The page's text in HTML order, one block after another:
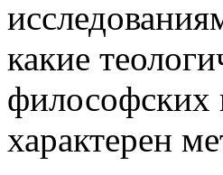
какие
характерен